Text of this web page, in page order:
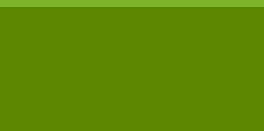
сковородок было